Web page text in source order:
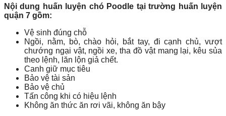
Nội dung huấn luyện chó Poodle tại trường huấn luyện
quận 7 gồm:
Vệ sinh đúng chỗ
Ngồi, nằm, bò, chào hỏi, bắt tay, đi cạnh chủ, vượt
chướng ngại vật, ngồi xe, tha đồ vật mang lại, kêu sủa
theo lệnh, lăn lộn giả chết.
Canh giữ mục tiêu
Bảo vệ tài sản
Bảo vệ chủ
Tấn công khi có hiệu lệnh
Không ăn thức ăn rơi vãi, không ăn bậy